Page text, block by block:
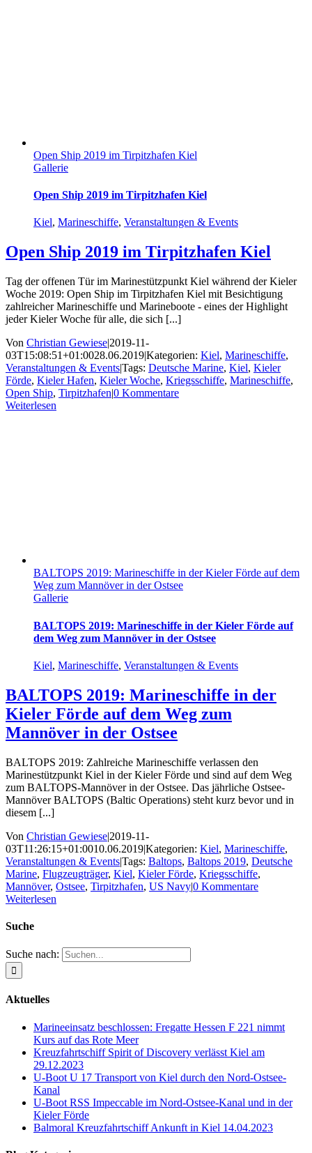
Open Ship 2019 im Tirpitzhafen Kiel
Gallerie
Open Ship 2019 im Tirpitzhafen Kiel
Kiel, Marineschiffe, Veranstaltungen & Events
Open Ship 2019 im Tirpitzhafen Kiel
Tag der offenen Tür im Marinestützpunkt Kiel während der Kieler
Woche 2019: Open Ship im Tirpitzhafen Kiel mit Besichtigung
zahlreicher Marineschiffe und Marineboote - eines der Highlight
jeder Kieler Woche für alle, die sich [...]
Von Christian Gewiese|2019-11-
03T15:08:51+01:0028.06.2019|Kategorien: Kiel, Marineschiffe,
Veranstaltungen & Events|Tags: Deutsche Marine, Kiel, Kieler
Förde, Kieler Hafen, Kieler Woche, Kriegsschiffe, Marineschiffe,
Open Ship, Tirpitzhafen|0 Kommentare
Weiterlesen
BALTOPS 2019: Marineschiffe in der Kieler Förde auf dem
Weg zum Mannöver in der Ostsee
Gallerie
BALTOPS 2019: Marineschiffe in der Kieler Förde auf
dem Weg zum Mannöver in der Ostsee
Kiel, Marineschiffe, Veranstaltungen & Events
BALTOPS 2019: Marineschiffe in der
Kieler Förde auf dem Weg zum
Mannöver in der Ostsee
BALTOPS 2019: Zahlreiche Marineschiffe verlassen den
Marinestützpunkt Kiel in der Kieler Förde und sind auf dem Weg
zum BALTOPS-Mannöver in der Ostsee. Das jährliche Ostsee-
Mannöver BALTOPS (Baltic Operations) steht kurz bevor und in
diesem [...]
Von Christian Gewiese|2019-11-
03T11:26:15+01:0010.06.2019|Kategorien: Kiel, Marineschiffe,
Veranstaltungen & Events|Tags: Baltops, Baltops 2019, Deutsche
Marine, Flugzeugträger, Kiel, Kieler Förde, Kriegsschiffe,
Mannöver, Ostsee, Tirpitzhafen, US Navy|0 Kommentare
Weiterlesen
Suche
Suche nach:
Aktuelles
Marineeinsatz beschlossen: Fregatte Hessen F 221 nimmt
Kurs auf das Rote Meer
Kreuzfahrtschiff Spirit of Discovery verlässt Kiel am
29.12.2023
U-Boot U 17 Transport von Kiel durch den Nord-Ostsee-
Kanal
U-Boot RSS Impeccable im Nord-Ostsee-Kanal und in der
Kieler Förde
Balmoral Kreuzfahrtschiff Ankunft in Kiel 14.04.2023